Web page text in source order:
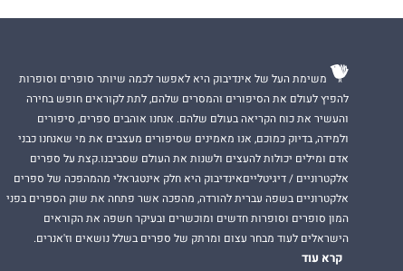
משימת העל של אינדיבוק היא לאפשר לכמה שיותר סופרים וסופרות
להפיץ לעולם את הסיפורים והמסרים שלהם, לתת לקוראים חופש בחירה
והעשיר את כוח הקריאה בעולם שלהם. אנחנו אוהבים ספרים, סיפורים
ולמידה, בדיוק כמוכם, אנו מאמינים שסיפורים מעצבים את מי שאנחנו כבני
אדם ומילים יכולות להעצים ולשנות את העולם שסביבנו.קצת על ספרים
אלקטרוניים / דיגיטלייםאינדיבוק היא חלק אינטגראלי מהמהפכה של ספרים
אלקטרוניים בשפה עברית להורדה, מהפכה אשר פתחה את שוק הספרים בפני
המון סופרים וסופרות חדשים ומוכשרים ובעיקר חשפה את הקוראים
הישראלים לעוד מבחר עצום ומרתק של ספרים בשלל נושאים וז'אנרים.
קרא עוד